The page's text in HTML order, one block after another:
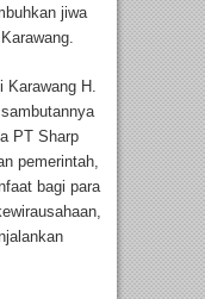
jiwa
H.
PT Sharp
pemerintah,
bagi para